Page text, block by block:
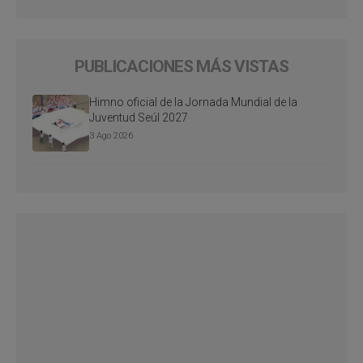
PUBLICACIONES MÁS VISTAS
Himno oficial de la Jornada Mundial de la
Juventud Seúl 2027
3 Ago 2026